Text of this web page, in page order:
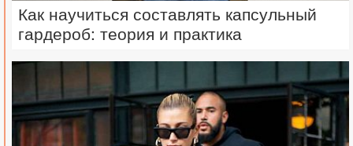
Как научиться составлять капсульный
гардероб: теория и практика